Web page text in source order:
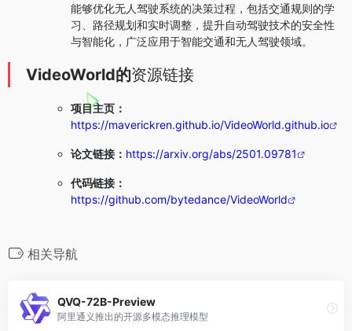
能够优化无人驾驶系统的决策过程，包括交通规则的学
习、路径规划和实时调整，提升自动驾驶技术的安全性
与智能化，广泛应用于智能交通和无人驾驶领域。
VideoWorld的资源链接
项目主页：
https://maverickren.github.io/VideoWorld.github.io
论文链接： https://arxiv.org/abs/2501.09781
代码链接：
https://github.com/bytedance/VideoWorld
相关导航
QVQ-72B-Preview
阿里通义推出的开源多模态推理模型